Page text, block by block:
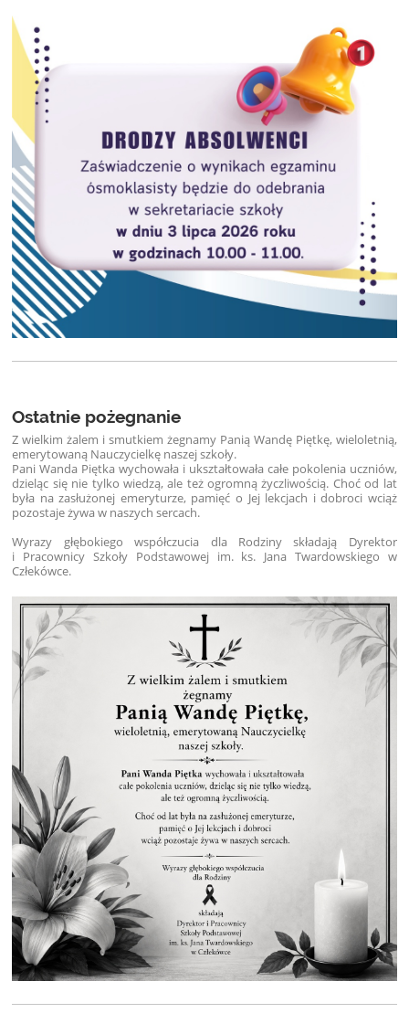
Ostatnie pożegnanie
Z wielkim żalem i smutkiem żegnamy Panią Wandę Piętkę, wieloletnią,
emerytowaną Nauczycielkę naszej szkoły.
Pani Wanda Piętka wychowała i ukształtowała całe pokolenia uczniów,
dzieląc się nie tylko wiedzą, ale też ogromną życzliwością. Choć od lat
była na zasłużonej emeryturze, pamięć o Jej lekcjach i dobroci wciąż
pozostaje żywa w naszych sercach.
Wyrazy głębokiego współczucia dla Rodziny składają Dyrektor
i Pracownicy Szkoły Podstawowej im. ks. Jana Twardowskiego w
Człekówce.